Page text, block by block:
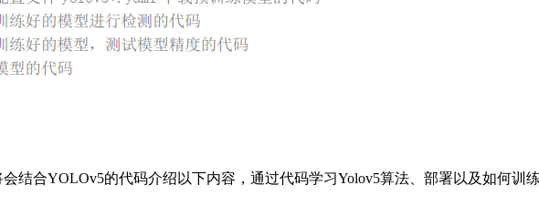
结合YOLOv5的代码介绍以下内容，通过代码学习Yolov5算法、部署以及如何训练